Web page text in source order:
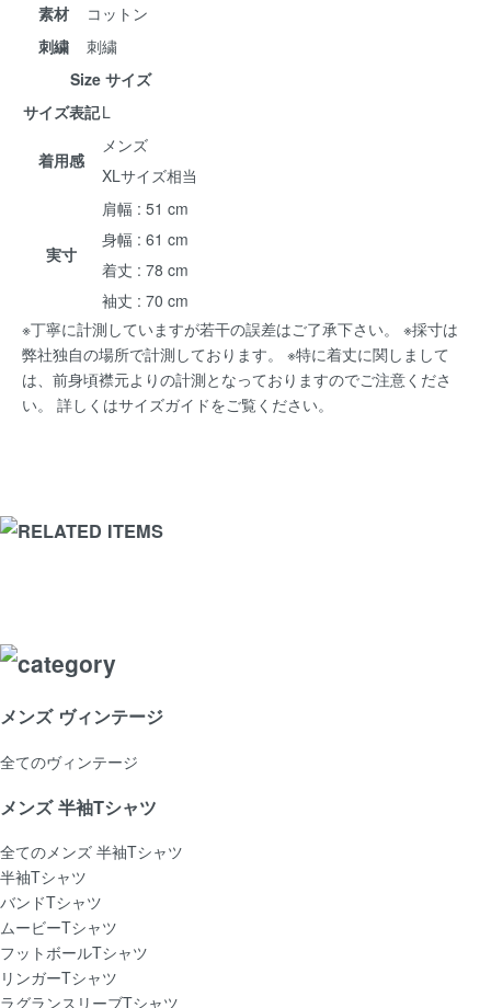
素材
コットン
刺繍
刺繍
Size サイズ
サイズ表記L
着用感
メンズ
XLサイズ相当
実寸
肩幅 : 51 cm
身幅 : 61 cm
着丈 : 78 cm
袖丈 : 70 cm
※丁寧に計測していますが若干の誤差はご了承下さい。 ※採寸は
弊社独自の場所で計測しております。 ※特に着丈に関しまして
は、前身頃襟元よりの計測となっておりますのでご注意くださ
い。 詳しくはサイズガイドをご覧ください。
メンズ ヴィンテージ
全てのヴィンテージ
メンズ 半袖Tシャツ
全てのメンズ 半袖Tシャツ
半袖Tシャツ
バンドTシャツ
ムービーTシャツ
フットボールTシャツ
リンガーTシャツ
ラグランスリーブTシャツ